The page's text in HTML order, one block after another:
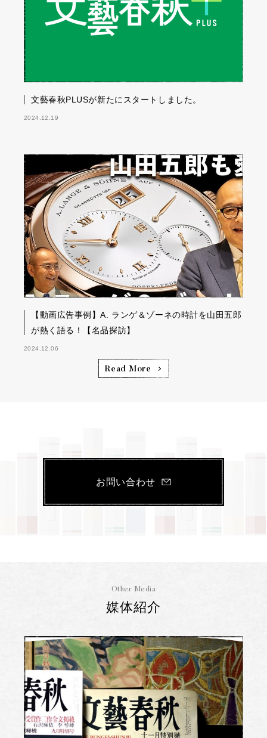
文藝春秋PLUSが新たにスタートしました。
2024.12.19
【動画広告事例】A. ランゲ＆ゾーネの時計を山田五郎
が熱く語る！【名品探訪】
2024.12.06
Read More
お問い合わせ
Other Media
媒体紹介